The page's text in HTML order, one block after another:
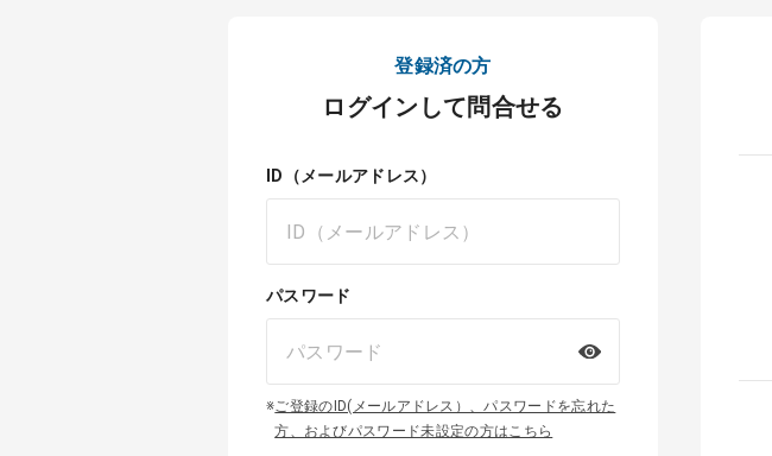
登録済の方
ログインして問合せる
ID（メールアドレス）
パスワード
※ご登録のID(メールアドレス）、パスワードを忘れた
方、およびパスワード未設定の方はこちら